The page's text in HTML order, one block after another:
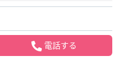
電話する